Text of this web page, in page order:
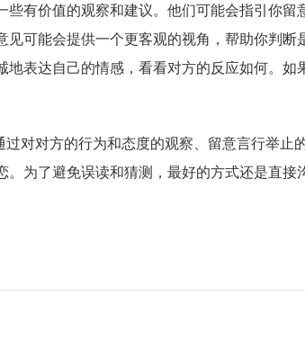
有价值的观察和建议。他们可能会指引你留
可能会提供一个更客观的视角，帮助你判断
表达自己的情感，看看对方的反应如何。如
对对方的行为和态度的观察、留意言行举止
为了避免误读和猜测，最好的方式还是直接